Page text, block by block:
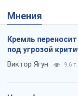
Мнения
Кремль
под угрозой
Виктор Ягун 9,6 т.